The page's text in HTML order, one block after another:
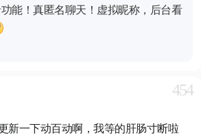
能！真匿名聊天！虚拟昵称，后台看
454
新一下动百动啊，我等的肝肠寸断啦